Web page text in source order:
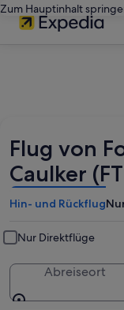
Zum Hauptinhalt
Flug von
Caulker
Hin- und Rückflug
Nur Direktflüge
Abreiseort